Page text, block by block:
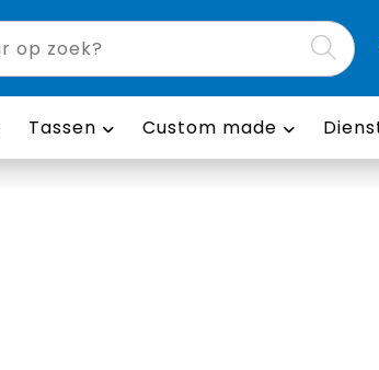
Tassen Custom made